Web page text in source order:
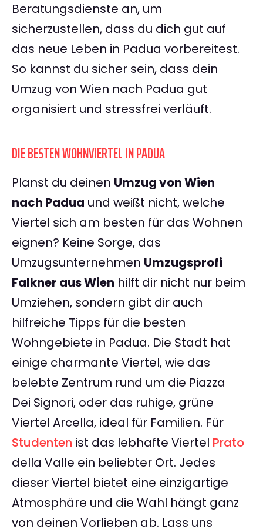
Beratungsdienste an, um
sicherzustellen, dass du dich gut auf
das neue Leben in Padua vorbereitest.
So kannst du sicher sein, dass dein
Umzug von Wien nach Padua gut
organisiert und stressfrei verläuft.
DIE BESTEN WOHNVIERTEL IN PADUA
Planst du deinen Umzug von Wien
nach Padua und weißt nicht, welche
Viertel sich am besten für das Wohnen
eignen? Keine Sorge, das
Umzugsunternehmen Umzugsprofi
Falkner aus Wien hilft dir nicht nur beim
Umziehen, sondern gibt dir auch
hilfreiche Tipps für die besten
Wohngebiete in Padua. Die Stadt hat
einige charmante Viertel, wie das
belebte Zentrum rund um die Piazza
Dei Signori, oder das ruhige, grüne
Viertel Arcella, ideal für Familien. Für
Studenten ist das lebhafte Viertel Prato
della Valle ein beliebter Ort. Jedes
dieser Viertel bietet eine einzigartige
Atmosphäre und die Wahl hängt ganz
von deinen Vorlieben ab. Lass uns